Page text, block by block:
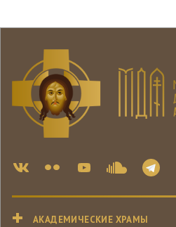
АКАДЕМИЧЕСКИЕ ХРАМЫ